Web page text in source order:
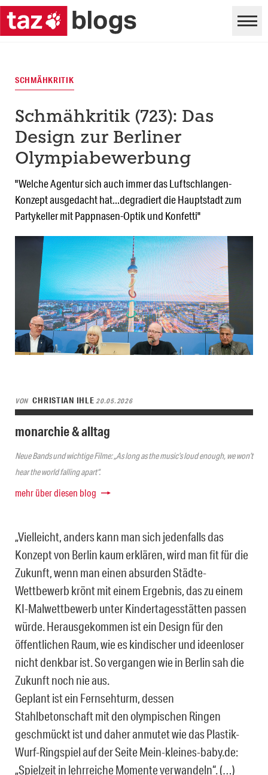
SCHMÄHKRITIK
Schmähkritik (723): Das
Design zur Berliner
Olympiabewerbung
"Welche Agentur sich auch immer das Luftschlangen-
Konzept ausgedacht hat...degradiert die Hauptstadt zum
Partykeller mit Pappnasen-Optik und Konfetti"
VON CHRISTIAN IHLE20.05.2026
monarchie & alltag
Neue Bands und wichtige Filme: „As long as the music’s loud enough, we won’t
hear the world falling apart“.
mehr über diesen blog
„Vielleicht, anders kann man sich jedenfalls das
Konzept von Berlin kaum erklären, wird man fit für die
Zukunft, wenn man einen absurden Städte-
Wettbewerb krönt mit einem Ergebnis, das zu einem
KI-Malwettbewerb unter Kindertagesstätten passen
würde. Herausgekommen ist ein Design für den
öffentlichen Raum, wie es kindischer und ideenloser
nicht denkbar ist. So vergangen wie in Berlin sah die
Zukunft noch nie aus.
Geplant ist ein Fernsehturm, dessen
Stahlbetonschaft mit den olympischen Ringen
geschmückt ist und daher anmutet wie das Plastik-
Wurf-Ringspiel auf der Seite Mein-kleines-baby.de:
„Spielzeit in lehrreiche Momente verwandeln“. (…)